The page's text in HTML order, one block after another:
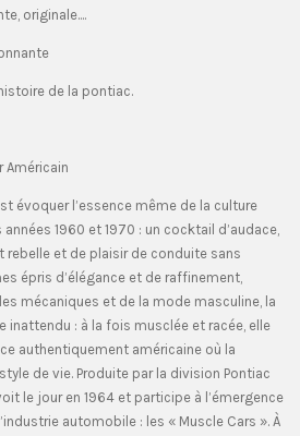
originale....
de la pontiac.
Américain
évoquer l’essence même de la culture
1960 et 1970 : un cocktail d’audace,
rebelle et de plaisir de conduite sans
épris d’élégance et de raffinement,
mécaniques et de la mode masculine, la
inattendu : à la fois musclée et racée, elle
authentiquement américaine où la
de vie. Produite par la division Pontiac
le jour en 1964 et participe à l’émergence
automobile : les « Muscle Cars ». À